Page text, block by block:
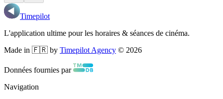
Timepilot
L'application ultime pour les horaires & séances de cinéma.
Made in 🇫🇷 by Timepilot Agency © 2026
Données fournies par
Navigation